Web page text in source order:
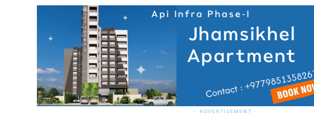
- ADVERTISEMENT -